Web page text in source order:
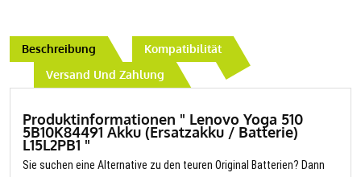
Beschreibung
Kompatibilität
Versand Und Zahlung
Produktinformationen " Lenovo Yoga 510
5B10K84491 Akku (Ersatzakku / Batterie)
L15L2PB1 "
Sie suchen eine Alternative zu den teuren Original Batterien? Dann